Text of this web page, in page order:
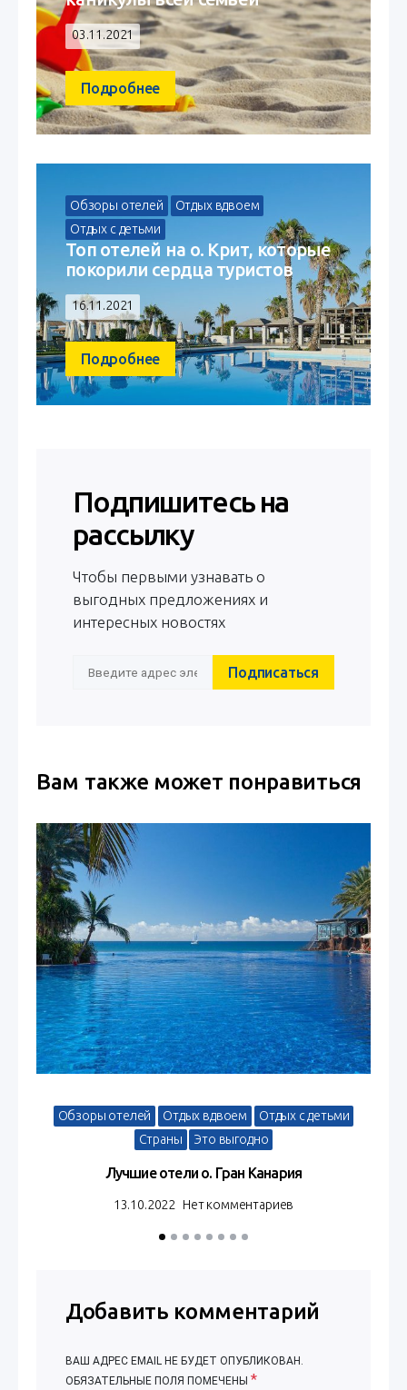
03.11.2021
Подробнее
Обзоры отелей
Отдых вдвоем
Отдых с детьми
Топ отелей на о. Крит, которые
покорили сердца туристов
16.11.2021
Подробнее
Подпишитесь на
рассылку
Чтобы первыми узнавать о
выгодных предложениях и
интересных новостях
Подписаться
Вам также может понравиться
Обзоры отелей Отдых вдвоем
Отдых с детьми
Страны
Это выгодно
Лучшие отели о. Гран Канария
13.10.2022 Нет комментариев
Добавить комментарий
ВАШ АДРЕС EMAIL НЕ БУДЕТ ОПУБЛИКОВАН.
ОБЯЗАТЕЛЬНЫЕ ПОЛЯ ПОМЕЧЕНЫ *